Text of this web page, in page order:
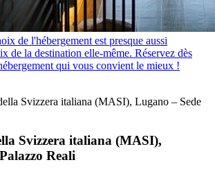
de l'hébergement est presque aussi
de la destination elle-même. Réservez dès
qui vous convient le mieux !
Svizzera italiana (MASI), Lugano – Sede
Svizzera italiana (MASI),
Reali